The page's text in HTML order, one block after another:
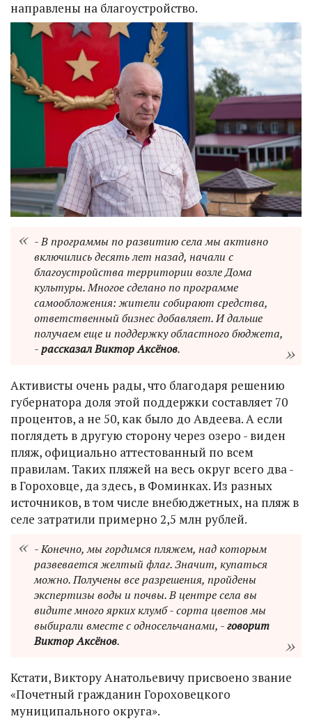
направлены на благоустройство.
- В программы по развитию села мы активно
включились десять лет назад, начали с
благоустройства территории возле Дома
культуры. Многое сделано по программе
самообложения: жители собирают средства,
ответственный бизнес добавляет. И дальше
получаем еще и поддержку областного бюджета,
-рассказал Виктор Аксёнов.
Активисты очень рады, что благодаря решению
губернатора доля этой поддержки составляет 70
процентов, а не 50, как было до Авдеева. А если
поглядеть в другую сторону через озеро - виден
пляж, официально аттестованный по всем
правилам. Таких пляжей на весь округ всего два -
в Гороховце, да здесь, в Фоминках. Из разных
источников, в том числе внебюджетных, на пляж в
селе затратили примерно 2,5 млн рублей.
- Конечно, мы гордимся пляжем, над которым
развевается желтый флаг. Значит, купаться
можно. Получены все разрешения, пройдены
экспертизы воды и почвы. В центре села вы
видите много ярких клумб - сорта цветов мы
выбирали вместе с односельчанами, -говорит
Виктор Аксёнов.
Кстати, Виктору Анатольевичу присвоено звание
«Почетный гражданин Гороховецкого
муниципального округа».